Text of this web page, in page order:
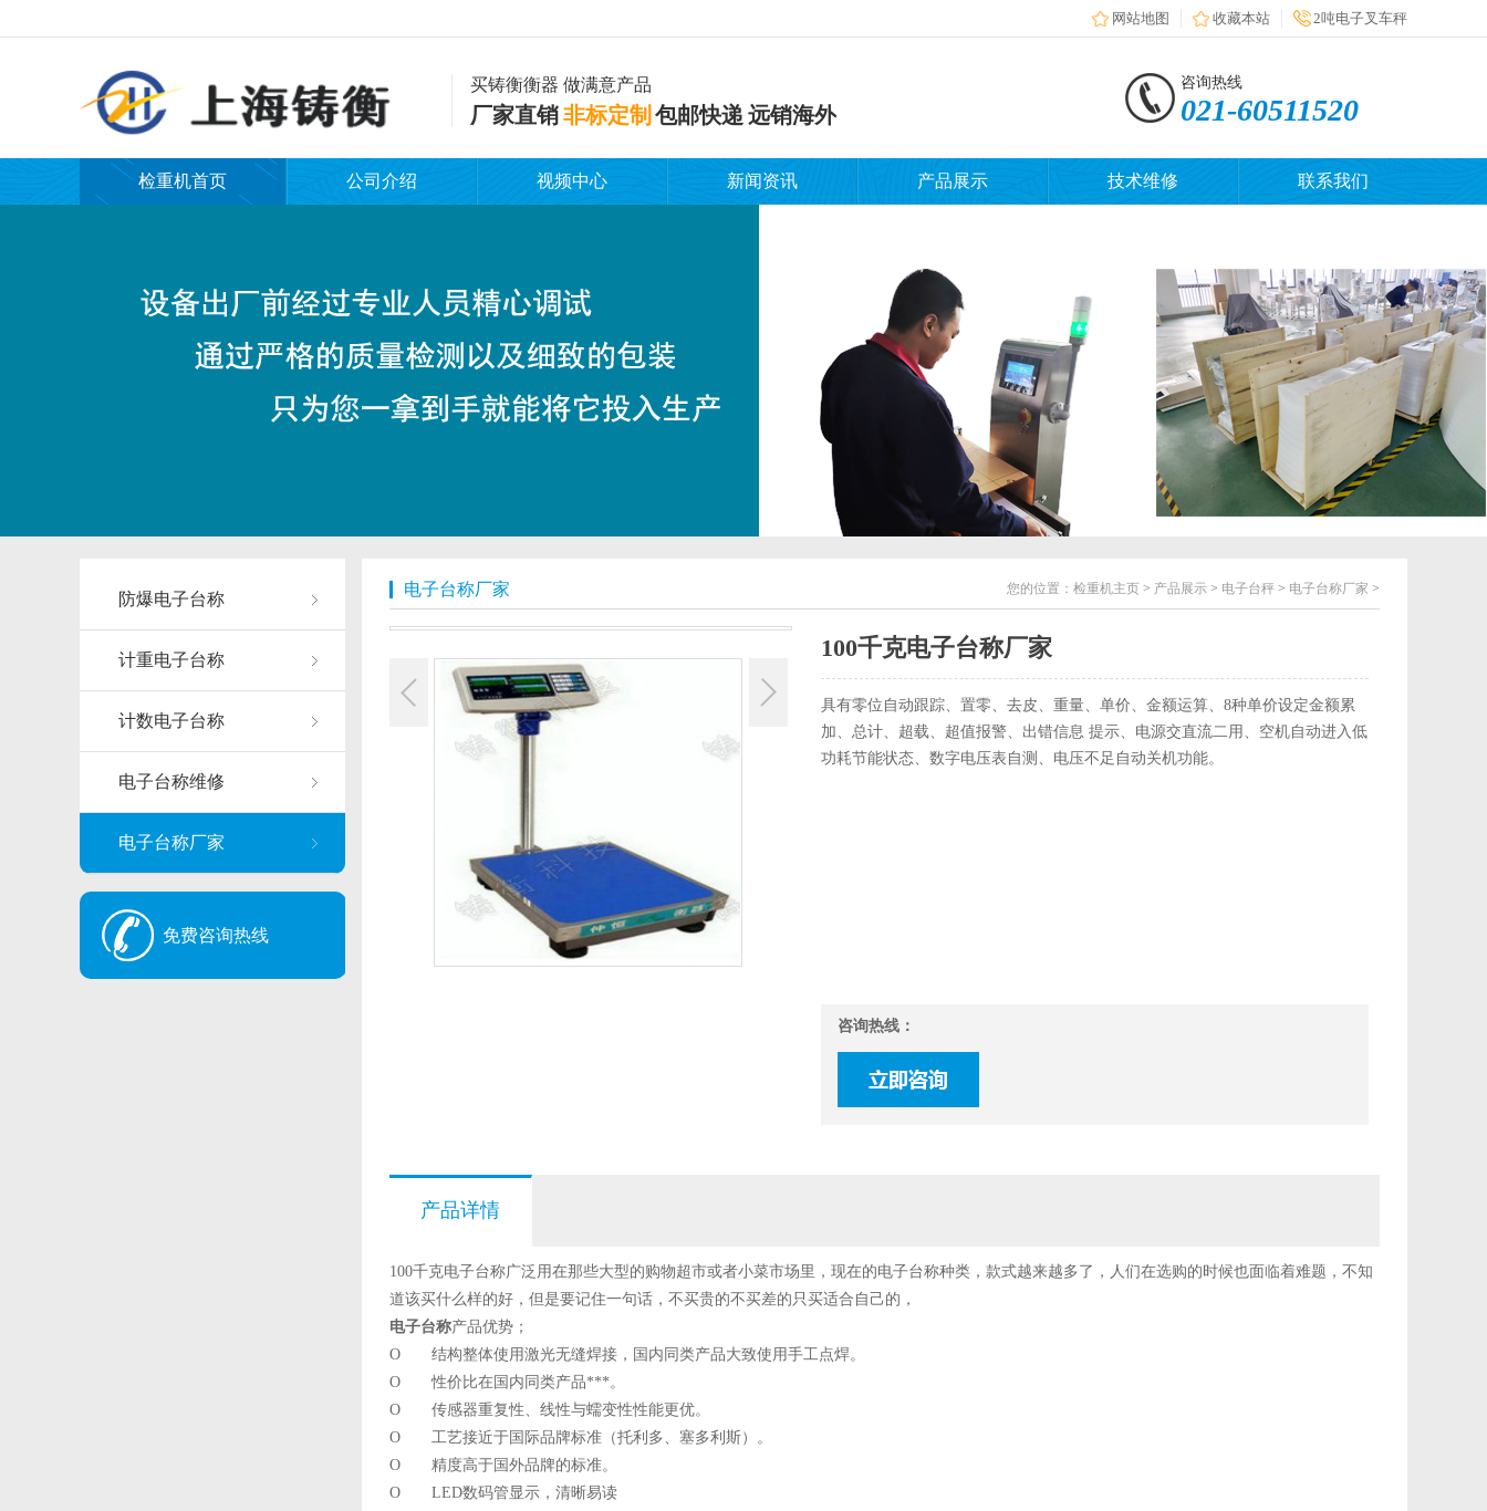
网站地图 收藏本站 2吨电子叉车秤
买铸衡衡器 做满意产品
厂家直销非标定制 包邮快递 远销海外
咨询热线
021-60511520
检重机首页 公司介绍 视频中心 新闻资讯 产品展示 技术维修 联系我们
防爆电子台称
计重电子台称
计数电子台称
电子台称维修
电子台称厂家
免费咨询热线
电子台称厂家 您的位置： 检重机主页 > 产品展示 > 电子台秤 > 电子台称厂家 >
100千克电子台称厂家
具有零位自动跟踪、置零、去皮、重量、单价、金额运算、8种单价设定金额累
加、总计、超载、超值报警、出错信息 提示、电源交直流二用、空机自动进入低
功耗节能状态、数字电压表自测、电压不足自动关机功能。
咨询热线：
产品详情
100千克电子台称广泛用在那些大型的购物超市或者小菜市场里，现在的电子台称种类，款式越来越多了，人们在选购的时候也面临着难题，不知
道该买什么样的好，但是要记住一句话，不买贵的不买差的只买适合自己的，
电子台称产品优势；
O 结构整体使用激光无缝焊接，国内同类产品大致使用手工点焊。
O 性价比在国内同类产品***。
O 传感器重复性、线性与蠕变性性能更优。
O 工艺接近于国际品牌标准（托利多、塞多利斯）。
O 精度高于国外品牌的标准。
O LED数码管显示，清晰易读